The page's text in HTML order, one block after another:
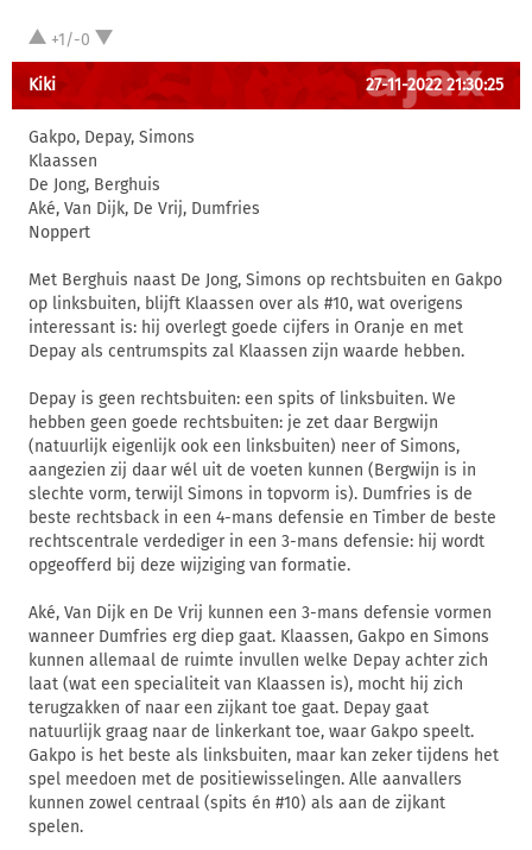
+1/-0
Kiki 27-11-2022 21:30:25
Gakpo, Depay, Simons
Klaassen
De Jong, Berghuis
Aké, Van Dijk, De Vrij, Dumfries
Noppert
Met Berghuis naast De Jong, Simons op rechtsbuiten en Gakpo
op linksbuiten, blijft Klaassen over als #10, wat overigens
interessant is: hij overlegt goede cijfers in Oranje en met
Depay als centrumspits zal Klaassen zijn waarde hebben.
Depay is geen rechtsbuiten: een spits of linksbuiten. We
hebben geen goede rechtsbuiten: je zet daar Bergwijn
(natuurlijk eigenlijk ook een linksbuiten) neer of Simons,
aangezien zij daar wél uit de voeten kunnen (Bergwijn is in
slechte vorm, terwijl Simons in topvorm is). Dumfries is de
beste rechtsback in een 4-mans defensie en Timber de beste
rechtscentrale verdediger in een 3-mans defensie: hij wordt
opgeofferd bij deze wijziging van formatie.
Aké, Van Dijk en De Vrij kunnen een 3-mans defensie vormen
wanneer Dumfries erg diep gaat. Klaassen, Gakpo en Simons
kunnen allemaal de ruimte invullen welke Depay achter zich
laat (wat een specialiteit van Klaassen is), mocht hij zich
terugzakken of naar een zijkant toe gaat. Depay gaat
natuurlijk graag naar de linkerkant toe, waar Gakpo speelt.
Gakpo is het beste als linksbuiten, maar kan zeker tijdens het
spel meedoen met de positiewisselingen. Alle aanvallers
kunnen zowel centraal (spits én #10) als aan de zijkant
spelen.